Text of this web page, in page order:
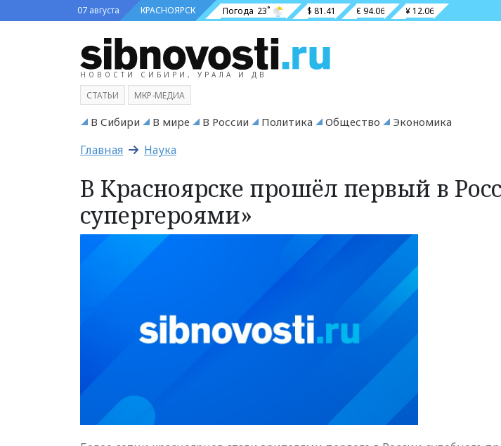
07 августа КРАСНОЯРСК Погода 23˚ $ 81.41 € 94.06 ¥ 12.06
НОВОСТИ СИБИРИ, УРАЛА И ДВ
СТАТЬИ МКР-МЕДИА
В Сибири В мире В России Политика Общество Экономика
Главная Наука
В Красноярске прошёл первый в
супергероями»